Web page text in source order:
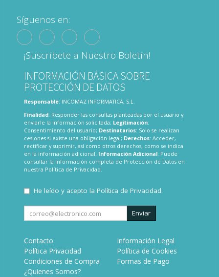
Síguenos en:
¡Suscríbete a Nuestro Boletín!
INFORMACIÓN BÁSICA SOBRE
PROTECCIÓN DE DATOS
Responsable: INCOMAZ INFORMATICA, S.L.
Finalidad: Responder las consultas planteadas por el usuario y
enviarle la información solicitada; Legitimación:
Consentimiento del usuario; Destinatarios: Solo se realizan
cesiones si existe una obligación legal; Derechos: Acceder,
rectificar y suprimir, así como otros derechos, como se indica
en la información adicional; Información Adicional: Puede
consultar la información completa de Protección de Datos en
nuestra Política de Privacidad
He leído y acepto la Política de Privacidad.
Enviar
Contacto
Información Legal
Política Privacidad
Política de Cookies
Condiciones de Compra
Formas de Pago
¿Quienes Somos?